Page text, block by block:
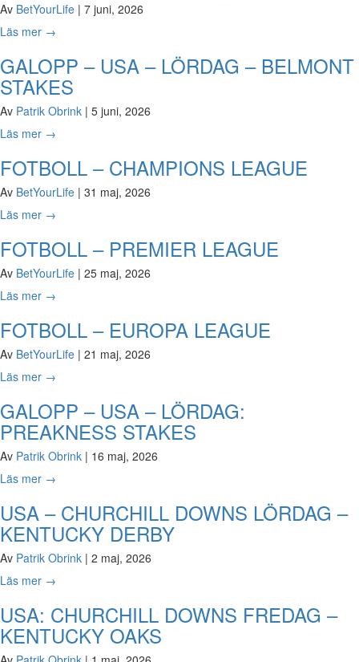
Av BetYourLife | 7 juni, 2026
Läs mer →
GALOPP – USA – LÖRDAG – BELMONT
STAKES
Av Patrik Obrink | 5 juni, 2026
Läs mer →
FOTBOLL – CHAMPIONS LEAGUE
Av BetYourLife | 31 maj, 2026
Läs mer →
FOTBOLL – PREMIER LEAGUE
Av BetYourLife | 25 maj, 2026
Läs mer →
FOTBOLL – EUROPA LEAGUE
Av BetYourLife | 21 maj, 2026
Läs mer →
GALOPP – USA – LÖRDAG:
PREAKNESS STAKES
Av Patrik Obrink | 16 maj, 2026
Läs mer →
USA – CHURCHILL DOWNS LÖRDAG –
KENTUCKY DERBY
Av Patrik Obrink | 2 maj, 2026
Läs mer →
USA: CHURCHILL DOWNS FREDAG –
KENTUCKY OAKS